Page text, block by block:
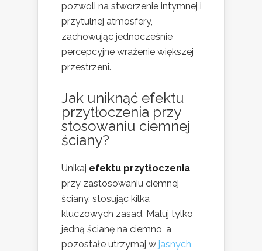
pozwoli na stworzenie intymnej i
przytulnej atmosfery,
zachowując jednocześnie
percepcyjne wrażenie większej
przestrzeni.
Jak uniknąć efektu
przytłoczenia przy
stosowaniu ciemnej
ściany?
Unikaj efektu przytłoczenia
przy zastosowaniu ciemnej
ściany, stosując kilka
kluczowych zasad. Maluj tylko
jedną ścianę na ciemno, a
pozostałe utrzymaj w jasnych